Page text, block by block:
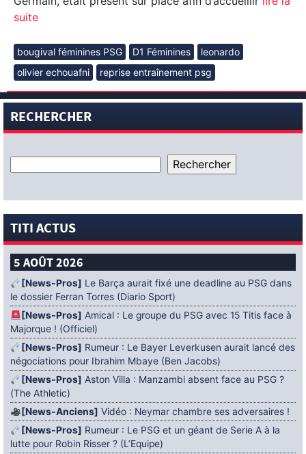
suite
bougival féminines PSG D1 Féminines
leonardo
olivier echouafni
reprise entraînement psg
RECHERCHER
TITI ACTUS
5 AOÛT 2026
[News-Pros] Le Barça aurait fixé une deadline au PSG dans
le dossier Ferran Torres (Diario Sport)
[News-Pros] Amical : Le groupe du PSG avec 15 Titis face à
Majorque ! (Officiel)
[News-Pros] Rumeur : Le Bayer Leverkusen aurait lancé des
négociations pour Ibrahim Mbaye (Ben Jacobs)
[News-Pros] Aston Villa : Manzambi absent face au PSG ?
(The Athletic)
[News-Anciens] Vidéo : Neymar chambre ses adversaires !
[News-Pros] Rumeur : Le PSG et un géant de Serie A à la
lutte pour Robin Risser ? (L’Equipe)